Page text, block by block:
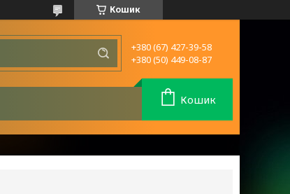
Кошик
+380 (67) 427-39-58
+380 (50) 449-08-87
Кошик